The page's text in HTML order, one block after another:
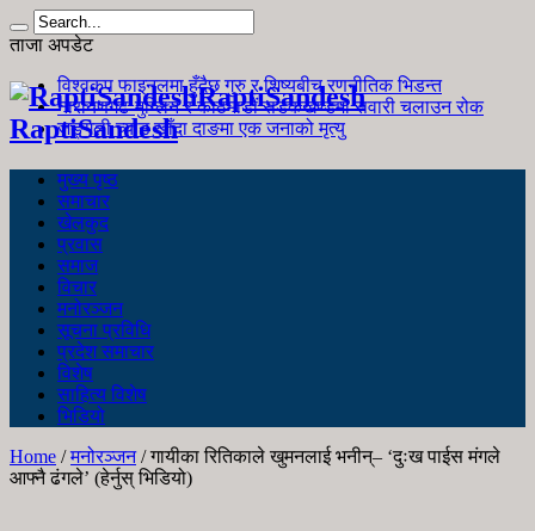
ताजा अपडेट
विश्वकप फाइनलमा हुँदैछ गुरु र शिष्यबीच रणनीतिक भिडन्त
नारायणगढ-मुग्लिन र काठमाडौं सडकखण्डमा सवारी चलाउन रोक
जङ्गली च्याउ खाँदा दाङमा एक जनाको मृत्यु
RaptiSandesh
RaptiSandesh
मुख्य पृष्ठ
समाचार
खेलकुद
प्रवास
समाज
विचार
मनोरञ्जन
सूचना प्रविधि
प्रदेश समाचार
विशेष
साहित्य विशेष
भिडियो
Home /मनोरञ्जन/गायीका रितिकाले खुमनलाई भनीन्– ‘दुःख पाईस मंगले
आफ्नै ढंगले’ (हेर्नुस् भिडियो)